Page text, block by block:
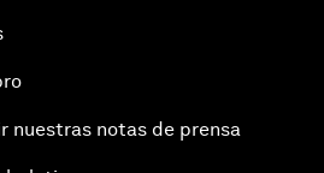
nuestras notas de prensa